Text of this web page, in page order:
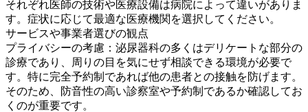
それぞれ医師の技術や医療設備は病院によって違いがありま
す。症状に応じて最適な医療機関を選択してください。
サービスや事業者選びの観点
プライバシーの考慮：泌尿器科の多くはデリケートな部分の
診療であり、周りの目を気にせず相談できる環境が必要で
す。特に完全予約制であれば他の患者との接触を防げます。
そのため、防音性の高い診察室や予約制であるか確認してお
くのが重要です。